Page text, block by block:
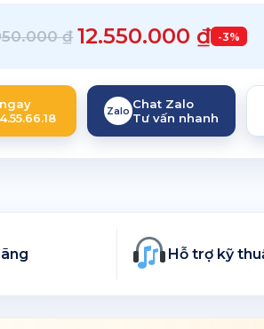
₫ 12.550.000 ₫ -3%
Zalo Chat Zalo
Tư vấn nhanh
Hỗ trợ kỹ